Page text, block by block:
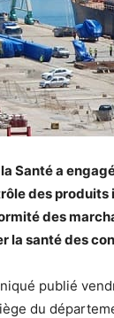
Santé a
des produits
des
la santé des
publié
du